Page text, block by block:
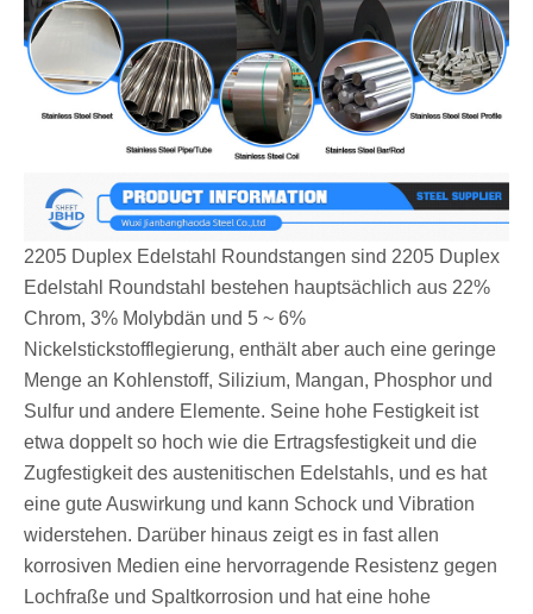
2205 Duplex Edelstahl Roundstangen sind 2205 Duplex
Edelstahl Roundstahl bestehen hauptsächlich aus 22%
Chrom, 3% Molybdän und 5 ~ 6%
Nickelstickstofflegierung, enthält aber auch eine geringe
Menge an Kohlenstoff, Silizium, Mangan, Phosphor und
Sulfur und andere Elemente. Seine hohe Festigkeit ist
etwa doppelt so hoch wie die Ertragsfestigkeit und die
Zugfestigkeit des austenitischen Edelstahls, und es hat
eine gute Auswirkung und kann Schock und Vibration
widerstehen. Darüber hinaus zeigt es in fast allen
korrosiven Medien eine hervorragende Resistenz gegen
Lochfraße und Spaltkorrosion und hat eine hohe